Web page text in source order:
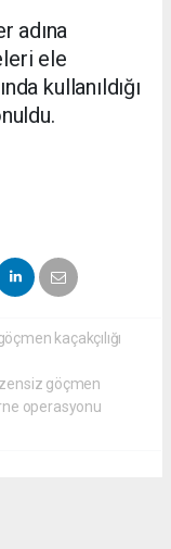
adına
ele
kullanıldığı
kaçakçılığı
göçmen
operasyonu